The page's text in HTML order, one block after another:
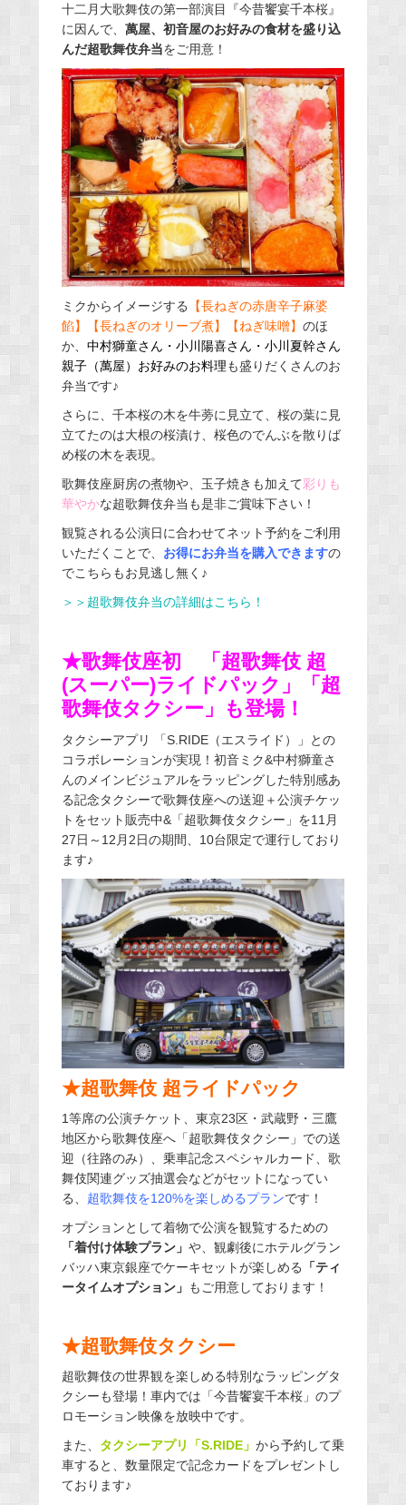
十二月大歌舞伎の第一部演目『今昔饗宴千本桜』
に因んで、 萬屋、初音屋のお好みの食材を盛り込
んだ超歌舞伎弁当をご用意！
ミクからイメージする 【長ねぎの赤唐辛子麻婆
餡】【長ねぎのオリーブ煮】【ねぎ味噌】 のほ
か、 中村獅童さん・小川陽喜さん・小川夏幹さん
親子（萬屋） お好みのお料理も盛りだくさんのお
弁当です♪
さらに、千本桜の木を牛蒡に見立て、桜の葉に見
立てたのは大根の桜漬け、桜色のでんぶを散りば
め桜の木を表現。
歌舞伎座厨房の煮物や、玉子焼きも加えて彩りも
華やかな超歌舞伎弁当も是非ご賞味下さい！
観覧される公演日に合わせてネット予約をご利用
いただくことで、 お得にお弁当を購入できますの
でこちらもお見逃し無く♪
＞＞超歌舞伎弁当の詳細はこちら！
★歌舞伎座初 「超歌舞伎 超
(スーパー)ライドパック」「超
歌舞伎タクシー」も登場！
タクシーアプリ 「S.RIDE（エスライド）」との
コラボレーションが実現！初音ミク&中村獅童さ
んのメインビジュアルをラッピングした特別感あ
る記念タクシーで歌舞伎座への送迎＋公演チケッ
トをセット販売中&「超歌舞伎タクシー」を11月
27日～12月2日の期間、10台限定で運行しており
ます♪
★超歌舞伎 超ライドパック
1等席の公演チケット、東京23区・武蔵野・三鷹
地区から歌舞伎座へ「超歌舞伎タクシー」での送
迎（往路のみ）、乗車記念スペシャルカード、歌
舞伎関連グッズ抽選会などがセットになってい
る、 超歌舞伎を120%を楽しめるプランです！
オプションとして着物で公演を観覧するための
「着付け体験プラン」 や、観劇後にホテルグラン
バッハ東京銀座でケーキセットが楽しめる 「ティ
ータイムオプション」 もご用意しております！
★超歌舞伎タクシー
超歌舞伎の世界観を楽しめる特別なラッピングタ
クシーも登場！車内では「今昔饗宴千本桜」のプ
ロモーション映像を放映中です。
また、 タクシーアプリ「S.RIDE」 から予約して乗
車すると、数量限定で記念カードをプレゼントし
ております♪